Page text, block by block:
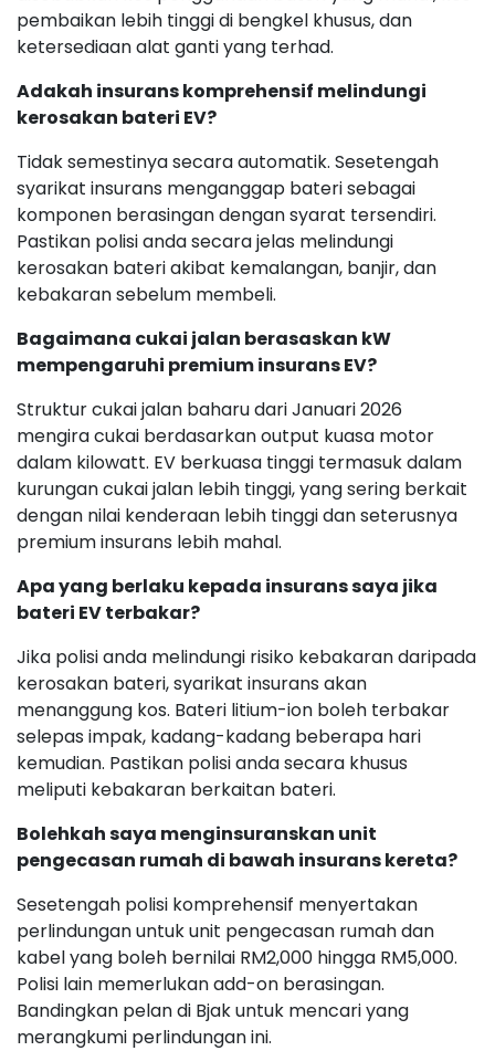
pembaikan lebih tinggi di bengkel khusus, dan
ketersediaan alat ganti yang terhad.
Adakah insurans komprehensif melindungi
kerosakan bateri EV?
Tidak semestinya secara automatik. Sesetengah
syarikat insurans menganggap bateri sebagai
komponen berasingan dengan syarat tersendiri.
Pastikan polisi anda secara jelas melindungi
kerosakan bateri akibat kemalangan, banjir, dan
kebakaran sebelum membeli.
Bagaimana cukai jalan berasaskan kW
mempengaruhi premium insurans EV?
Struktur cukai jalan baharu dari Januari 2026
mengira cukai berdasarkan output kuasa motor
dalam kilowatt. EV berkuasa tinggi termasuk dalam
kurungan cukai jalan lebih tinggi, yang sering berkait
dengan nilai kenderaan lebih tinggi dan seterusnya
premium insurans lebih mahal.
Apa yang berlaku kepada insurans saya jika
bateri EV terbakar?
Jika polisi anda melindungi risiko kebakaran daripada
kerosakan bateri, syarikat insurans akan
menanggung kos. Bateri litium-ion boleh terbakar
selepas impak, kadang-kadang beberapa hari
kemudian. Pastikan polisi anda secara khusus
meliputi kebakaran berkaitan bateri.
Bolehkah saya menginsuranskan unit
pengecasan rumah di bawah insurans kereta?
Sesetengah polisi komprehensif menyertakan
perlindungan untuk unit pengecasan rumah dan
kabel yang boleh bernilai RM2,000 hingga RM5,000.
Polisi lain memerlukan add-on berasingan.
Bandingkan pelan di Bjak untuk mencari yang
merangkumi perlindungan ini.